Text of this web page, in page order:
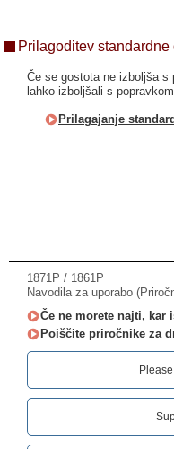
Prilagoditev standardne
Če se gostota ne izboljša s
lahko izboljšali s
Prilagajanje
1871P / 1861P
Navodila za uporabo
Če ne morete najti, kar
Poiščite priročnike za